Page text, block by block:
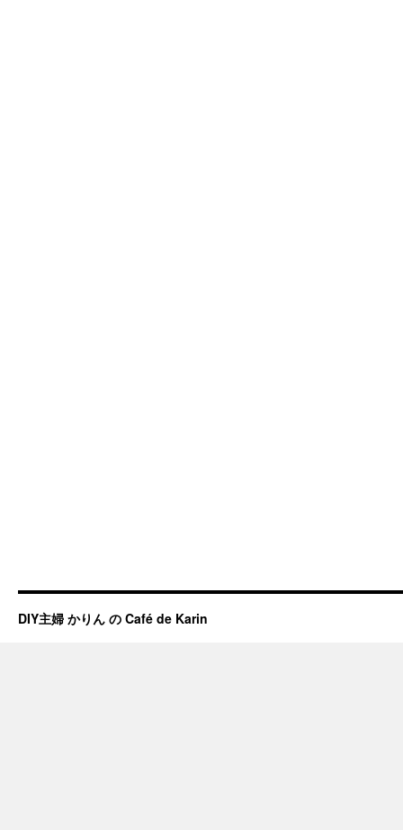
DIY主婦 かりん の Café de Karin